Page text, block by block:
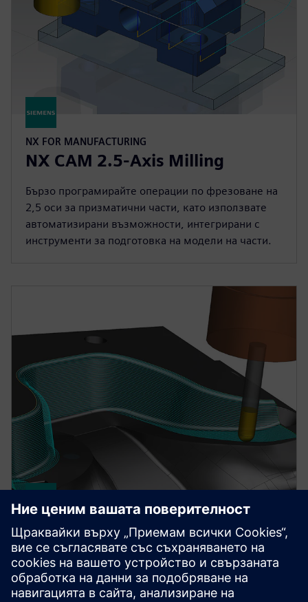
NX FOR MANUFACTURING
NX CAM 2.5-Axis Milling
Бързо програмирайте операции по фрезоване на
2,5 оси за призматични части, като използвате
автоматизирани възможности, интегрирани с
инструменти за подготовка на модели на части.
NX FOR MANUFACTURING
NX CAM 3-Axis Milling
Ефективно обработвайте части със свободна
форма с широка гама от 3-осови операции,